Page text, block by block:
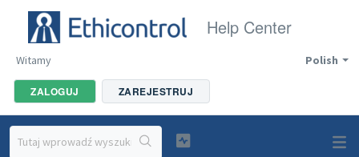
Help Center
Polish
Witamy
ZALOGUJ ZAREJESTRUJ